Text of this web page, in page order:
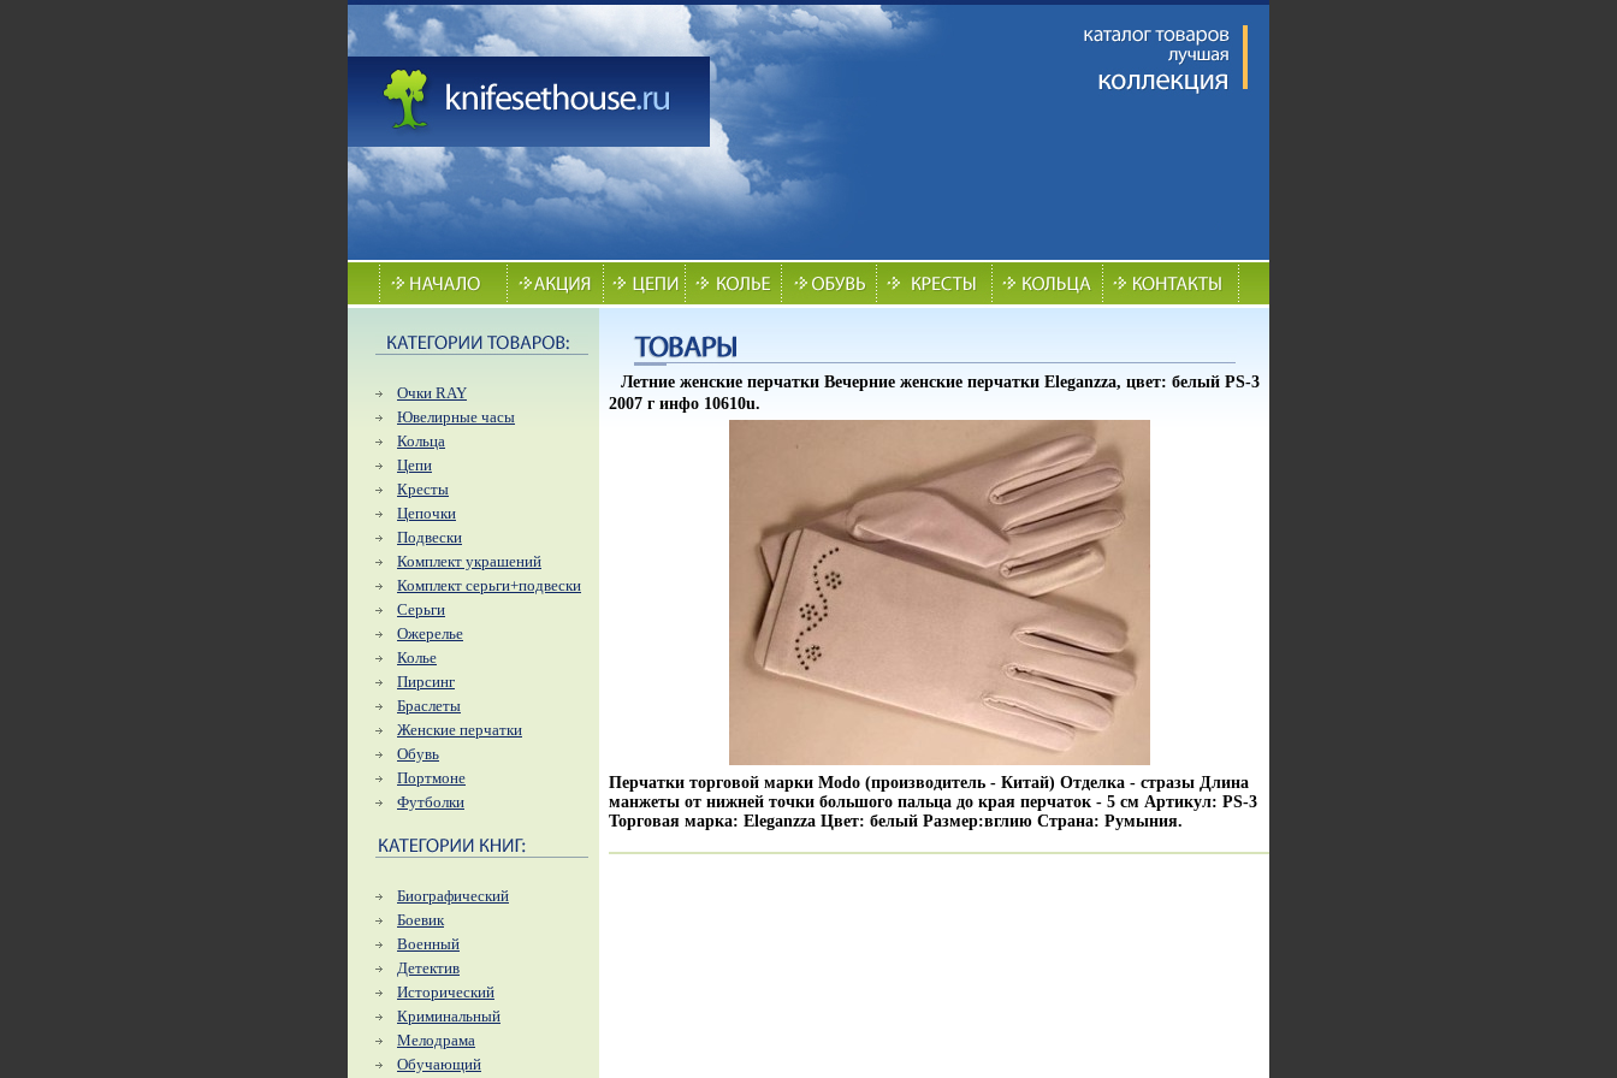
Очки RAY
Ювелирные часы
Кольца
Цепи
Кресты
Цепочки
Подвески
Комплект украшений
Комплект серьги+подвески
Серьги
Ожерелье
Колье
Пирсинг
Браслеты
Женские перчатки
Обувь
Портмоне
Футболки
Биографический
Боевик
Военный
Детектив
Исторический
Криминальный
Мелодрама
Обучающий
Летние женские перчатки Вечерние женские перчатки Eleganzza, цвет: белый PS-3
2007 г инфо 10610u.
Перчатки торговой марки Modo (производитель - Китай) Отделка - стразы Длина
манжеты от нижней точки большого пальца до края перчаток - 5 см Артикул: PS-3
Торговая марка: Eleganzza Цвет: белый Размер:вглию Страна: Румыния.